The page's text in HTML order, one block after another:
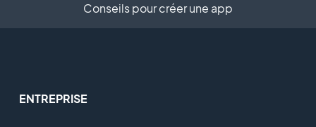
Conseils pour créer une app
ENTREPRISE